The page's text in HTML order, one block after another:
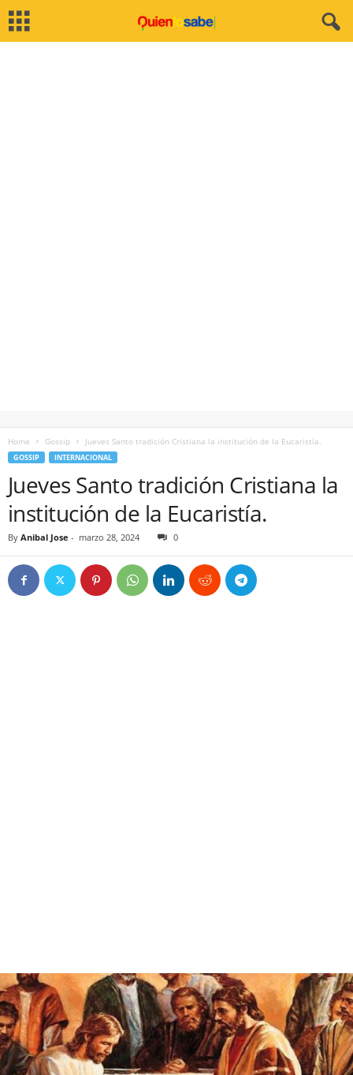
Home Gossip Jueves Santo tradición Cristiana la institución de la Eucaristía.
GOSSIP INTERNACIONAL
Jueves Santo tradición Cristiana la
institución de la Eucaristía.
By Anibal Jose - marzo 28, 2024 0